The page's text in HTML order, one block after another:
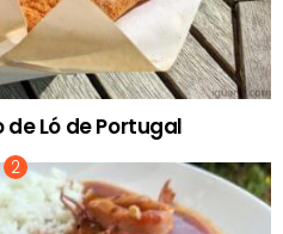
Ló de Portugal